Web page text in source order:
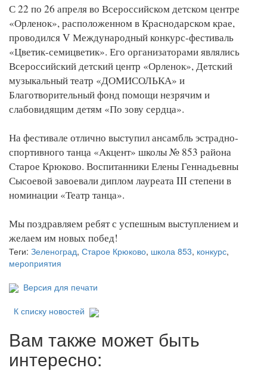
С 22 по 26 апреля во Всероссийском детском центре
«Орленок», расположенном в Краснодарском крае,
проводился V Международный конкурс-фестиваль
«Цветик-семицветик». Его организаторами являлись
Всероссийский детский центр «Орленок», Детский
музыкальный театр «ДОМИСОЛЬКА» и
Благотворительный фонд помощи незрячим и
слабовидящим детям «По зову сердца».
На фестивале отлично выступил ансамбль эстрадно-
спортивного танца «Акцент» школы № 853 района
Старое Крюково. Воспитанники Елены Геннадьевны
Сысоевой завоевали диплом лауреата III степени в
номинации «Театр танца».
Мы поздравляем ребят с успешным выступлением и
желаем им новых побед!
Теги: Зеленоград, Старое Крюково, школа 853, конкурс,
мероприятия
Версия для печати
К списку новостей
Вам также может быть
интересно: